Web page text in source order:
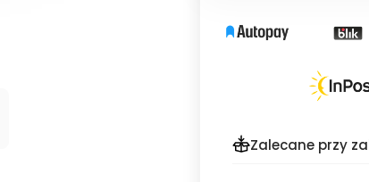
Zalecane przy